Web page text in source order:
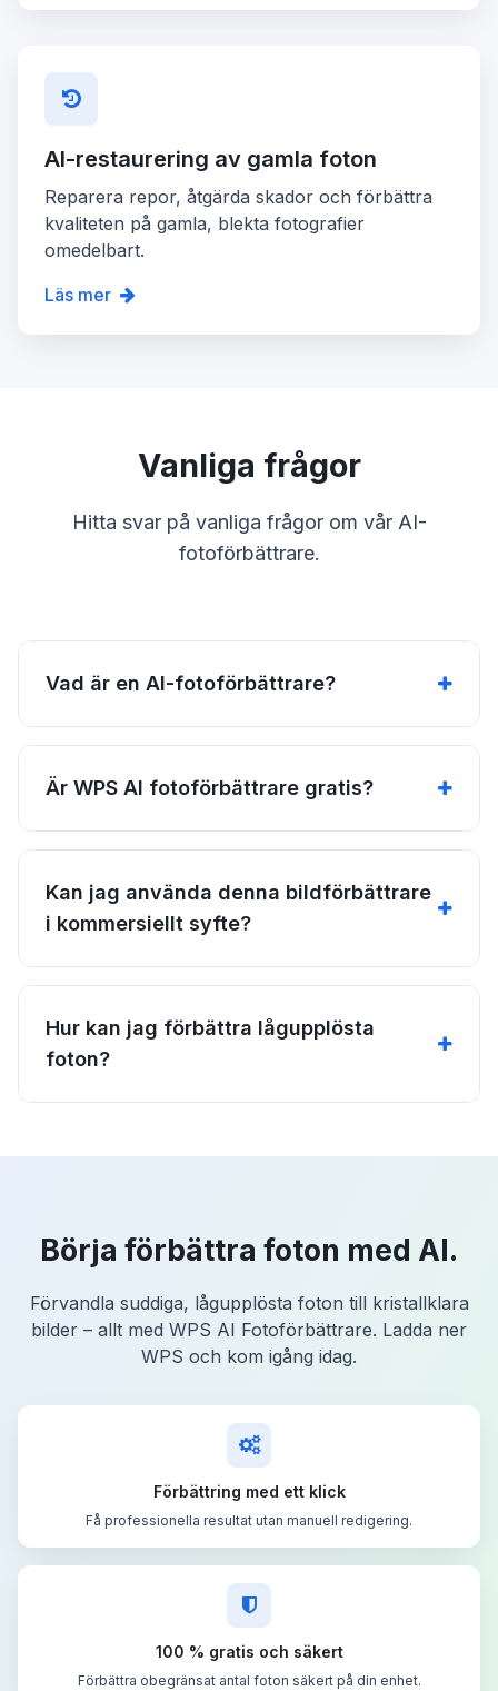
AI-restaurering av gamla foton
Reparera repor, åtgärda skador och förbättra
kvaliteten på gamla, blekta fotografier
omedelbart.
Läs mer
Vanliga frågor
Hitta svar på vanliga frågor om vår AI-
fotoförbättrare.
Vad är en AI-fotoförbättrare?
Är WPS AI fotoförbättrare gratis?
Kan jag använda denna bildförbättrare
i kommersiellt syfte?
Hur kan jag förbättra lågupplösta
foton?
Börja förbättra foton med AI.
Förvandla suddiga, lågupplösta foton till kristallklara
bilder – allt med WPS AI Fotoförbättrare. Ladda ner
WPS och kom igång idag.
Förbättring med ett klick
Få professionella resultat utan manuell redigering.
100 % gratis och säkert
Förbättra obegränsat antal foton säkert på din enhet.